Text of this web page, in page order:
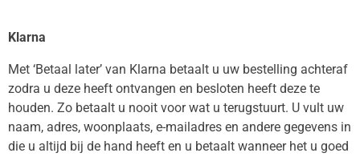
Klarna
Met ‘Betaal later’ van Klarna betaalt u uw bestelling achteraf
zodra u deze heeft ontvangen en besloten heeft deze te
houden. Zo betaalt u nooit voor wat u terugstuurt. U vult uw
naam, adres, woonplaats, e-mailadres en andere gegevens in
die u altijd bij de hand heeft en u betaalt wanneer het u goed